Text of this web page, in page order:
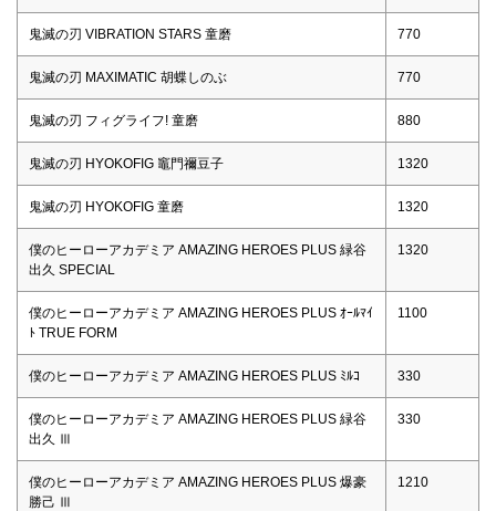
鬼滅の刃 VIBRATION STARS 童磨 770
鬼滅の刃 MAXIMATIC 胡蝶しのぶ 770
鬼滅の刃 フィグライフ! 童磨 880
鬼滅の刃 HYOKOFIG 竈門禰豆子 1320
鬼滅の刃 HYOKOFIG 童磨 1320
僕のヒーローアカデミア AMAZING HEROES PLUS 緑谷
出久 SPECIAL
1320
僕のヒーローアカデミア AMAZING HEROES PLUS ｵｰﾙﾏｲ
ﾄ TRUE FORM
1100
僕のヒーローアカデミア AMAZING HEROES PLUS ﾐﾙｺ 330
僕のヒーローアカデミア AMAZING HEROES PLUS 緑谷
出久 Ⅲ
330
僕のヒーローアカデミア AMAZING HEROES PLUS 爆豪
勝己 Ⅲ
1210